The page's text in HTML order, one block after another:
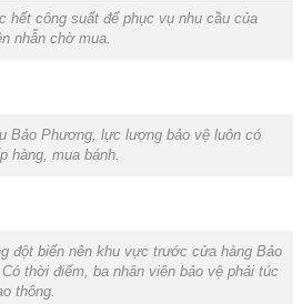
hết công suất để phục vụ nhu cầu của
nhẫn chờ mua.
Bảo Phương, lực lượng bảo vệ luôn có
hàng, mua bánh.
đột biến nên khu vực trước cửa hàng Bảo
thời điểm, ba nhân viên bảo vệ phải túc
thông.